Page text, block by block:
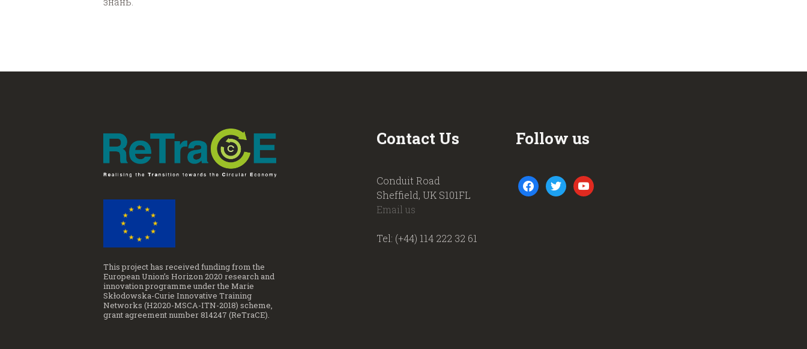
This project has received funding from the
European Union’s Horizon 2020 research and
innovation programme under the Marie
Skłodowska-Curie Innovative Training
Networks (H2020-MSCA-ITN-2018) scheme,
grant agreement number 814247 (ReTraCE).
Contact Us
Conduit Road
Sheffield, UK S101FL
Email us
Tel: (+44) 114 222 32 61
Follow us
facebooktwitter youtube